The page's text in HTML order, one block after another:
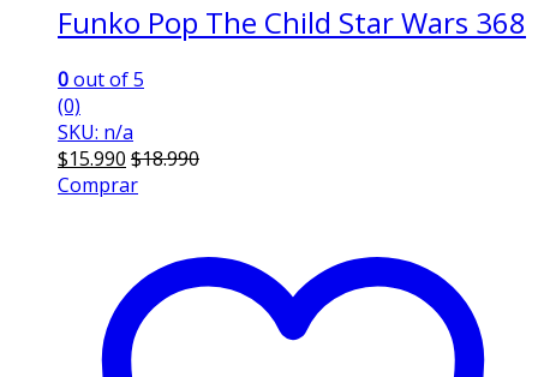
Funko Pop The Child Star Wars 368
0out of 5
(0)
SKU: n/a
$15.990 $18.990
Comprar